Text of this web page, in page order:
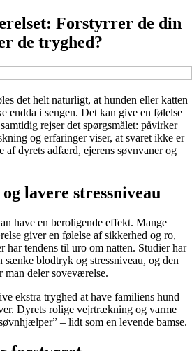
Forstyrrer de din
de tryghed?
det helt naturligt, at hunden eller katten
endda i sengen. Det kan give en følelse
rejser det spørgsmålet: påvirker
og erfaringer viser, at svaret ikke er
af dyrets adfærd, ejerens søvnvaner og
lavere stressniveau
have en beroligende effekt. Mange
giver en følelse af sikkerhed og ro,
har tendens til uro om natten. Studier har
blodtryk og stressniveau, og den
man deler soveværelse.
ekstra tryghed at have familiens hund
Dyrets rolige vejrtrækning og varme
– lidt som en levende bamse.